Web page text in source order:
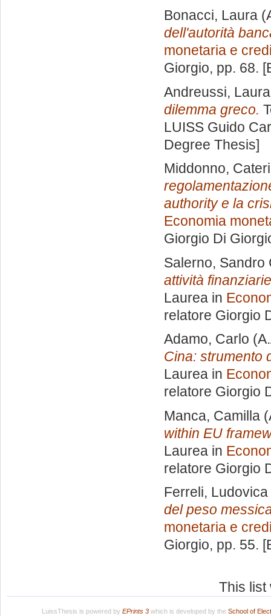
Bonacci, Laura
dell'autorità
monetaria e
Giorgio, pp. 68.
Andreussi, Laura
dilemma greco.
LUISS Guido
Degree Thesis]
Middonno,
authority e la
Economia
Giorgio Di
Salerno, Sandro
attività
Laurea in
relatore Giorgio
Adamo, Carlo
Cina: strumento
Laurea in
relatore Giorgio
Manca, Camilla
within EU
Laurea in
relatore Giorgio
Ferreli, Ludovica
del peso
monetaria e
Giorgio, pp. 55.
This
LuissThesis is powered by EPrints 3which is developed by the School of